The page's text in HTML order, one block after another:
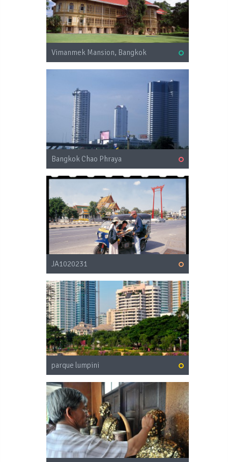
Vimanmek Mansion, Bangkok
Bangkok Chao Phraya
JA1020231
parque lumpini